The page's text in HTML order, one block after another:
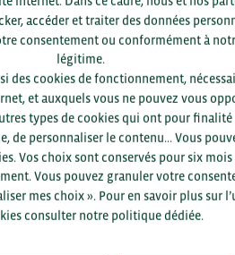
accéder et traiter des données
consentement ou conformément à
légitime.
des cookies de fonctionnement,
et auxquels vous ne pouvez vous
types de cookies qui ont pour finalité
de personnaliser le contenu... Vous
Vos choix sont conservés pour six
Vous pouvez granuler votre
mes choix ». Pour en savoir plus sur
consulter notre politique dédiée.